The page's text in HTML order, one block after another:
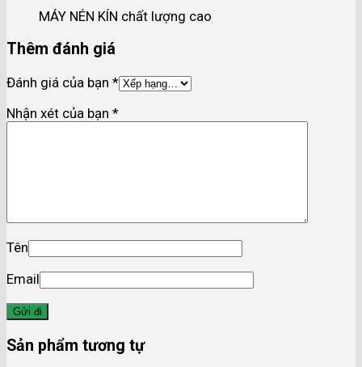
MÁY NÉN KÍN chất lượng cao
Thêm đánh giá
Đánh giá của bạn *
Nhận xét của bạn *
Tên
Email
Sản phẩm tương tự